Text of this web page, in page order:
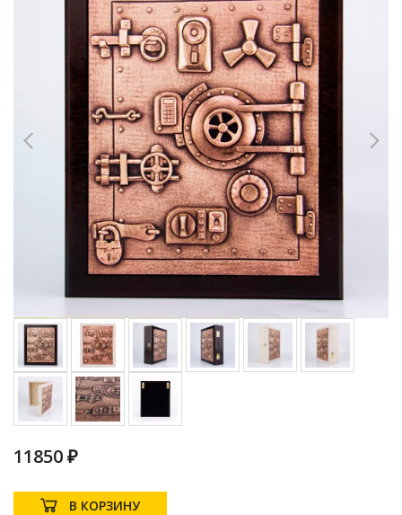
11850 ₽
В КОРЗИНУ